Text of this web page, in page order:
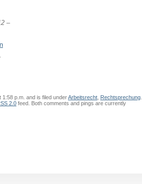
–
p.m. and is filed underArbeitsrecht Rechtsprechung
2.0 feed. Both comments and pings are currently